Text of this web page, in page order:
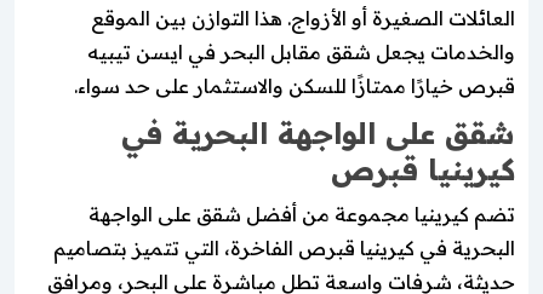
العائلات الصغيرة أو الأزواج. هذا التوازن بين الموقع
والخدمات يجعل شقق مقابل البحر في ايسن تيبيه
قبرص خيارًا ممتازًا للسكن والاستثمار على حد سواء.
شقق على الواجهة البحرية في
كيرينيا قبرص
تضم كيرينيا مجموعة من أفضل شقق على الواجهة
البحرية في كيرينيا قبرص الفاخرة، التي تتميز بتصاميم
حديثة، شرفات واسعة تطل مباشرة على البحر، ومرافق